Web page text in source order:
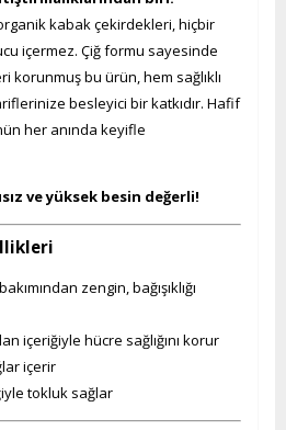
kabak çekirdekleri, hiçbir
içermez. Çiğ formu sayesinde
korunmuş bu ürün, hem sağlıklı
besleyici bir katkıdır. Hafif
her anında keyifle
ve yüksek besin değerli!
zengin, bağışıklığı
içeriğiyle hücre sağlığını korur
içerir
tokluk sağlar